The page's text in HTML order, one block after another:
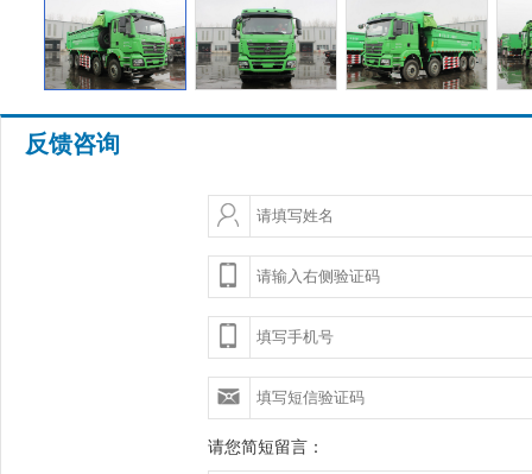
反馈咨询
请您简短留言：